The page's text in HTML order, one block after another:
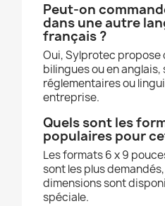
Peut-on
dans une autre
français ?
Oui, Sylprotec propose
bilingues ou en anglais,
réglementaires ou
entreprise.
Quels sont les
populaires pour
Les formats 6 x 9
sont les plus
dimensions sont
spéciale.